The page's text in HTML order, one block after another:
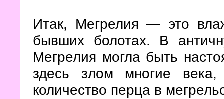
Итак, Мегрелия — это
бывших болотах. В
Мегрелия могла быть
здесь злом многие
количество перца в